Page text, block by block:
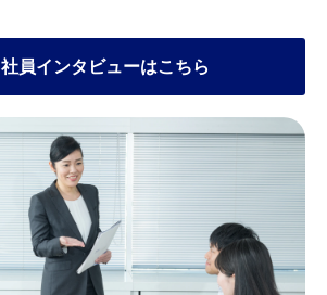
社員インタビューはこちら